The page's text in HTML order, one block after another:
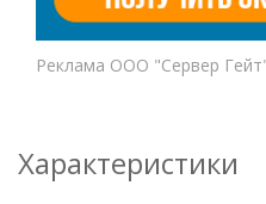
Реклама ООО "Сервер
Характеристики